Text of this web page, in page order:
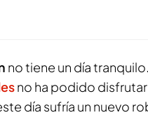
no tiene un día tranquilo.
no ha podido
día sufría un nuevo